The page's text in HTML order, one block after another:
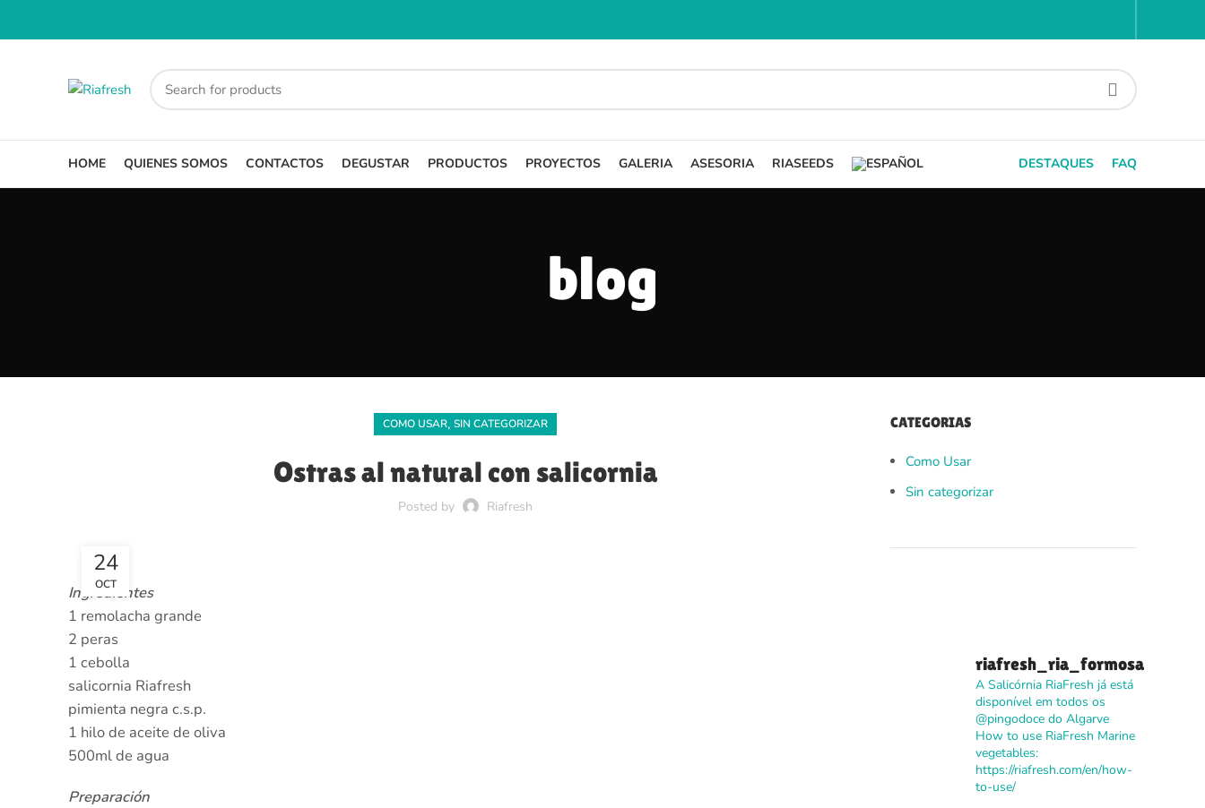
HOME QUIENES SOMOS CONTACTOS DEGUSTAR PRODUCTOS PROYECTOS GALERIA ASESORIA RIASEEDS DESTAQUES FAQ
blog
COMO USAR,SIN CATEGORIZAR
Ostras al natural con salicornia
Posted by Riafresh
24
OCT
Ingredientes
1 remolacha grande
2 peras
1 cebolla
salicornia Riafresh
pimienta negra c.s.p.
1 hilo de aceite de oliva
500ml de agua
Preparación
CATEGORIAS
Como Usar
Sin categorizar
riafresh_ria_formosa
A Salicórnia RiaFresh já está
disponível em todos os
@pingodoce do Algarve
How to use RiaFresh Marine
vegetables:
https://riafresh.com/en/how-
to-use/